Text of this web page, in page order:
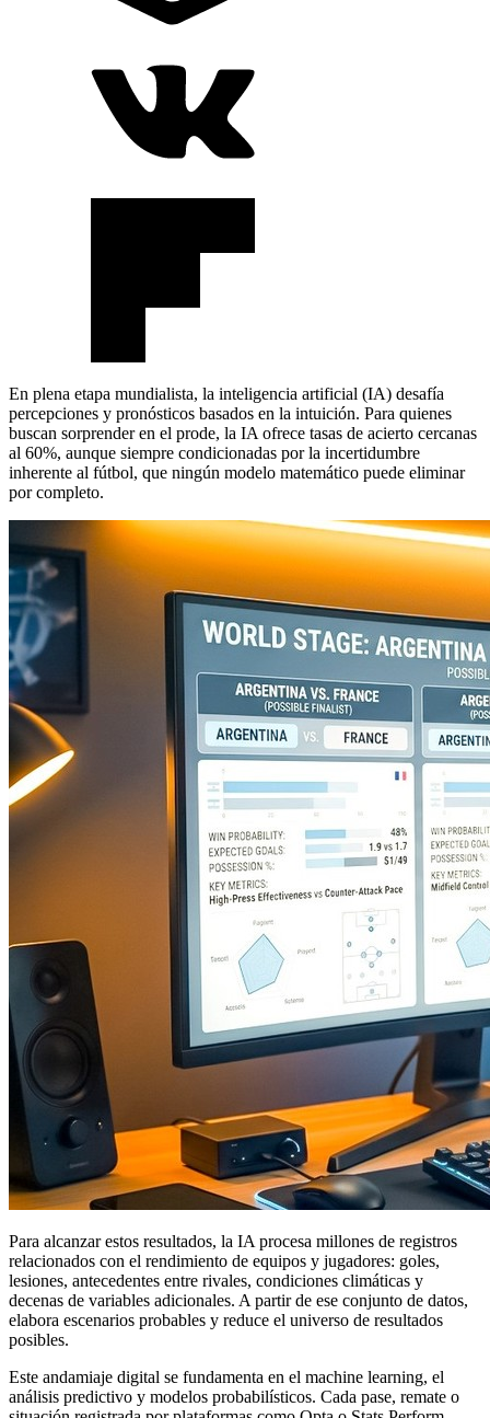
En plena etapa mundialista, la inteligencia artificial (IA) desafía
percepciones y pronósticos basados en la intuición. Para quienes
buscan sorprender en el prode, la IA ofrece tasas de acierto cercanas
al 60%, aunque siempre condicionadas por la incertidumbre
inherente al fútbol, que ningún modelo matemático puede eliminar
por completo.
Para alcanzar estos resultados, la IA procesa millones de registros
relacionados con el rendimiento de equipos y jugadores: goles,
lesiones, antecedentes entre rivales, condiciones climáticas y
decenas de variables adicionales. A partir de ese conjunto de datos,
elabora escenarios probables y reduce el universo de resultados
posibles.
Este andamiaje digital se fundamenta en el machine learning, el
análisis predictivo y modelos probabilísticos. Cada pase, remate o